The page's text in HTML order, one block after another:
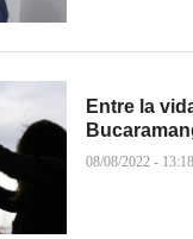
Entre la
08/08/2022 - 13:18